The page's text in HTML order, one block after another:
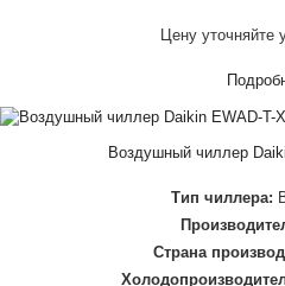
Цену уточняйте
Воздушный чиллер
Тип чиллера:
Страна